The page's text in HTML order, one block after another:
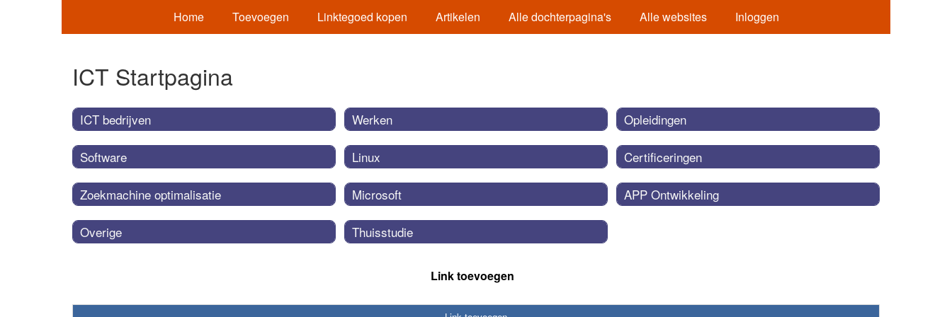
Home Toevoegen Linktegoed kopen Artikelen Alle dochterpagina's Alle websites Inloggen
ICT Startpagina
ICT bedrijven
Software
Zoekmachine optimalisatie
Overige
Werken
Linux
Microsoft
Thuisstudie
Opleidingen
Certificeringen
APP Ontwikkeling
Link toevoegen